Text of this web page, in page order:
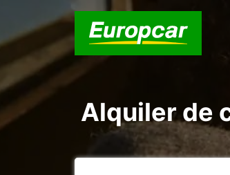
Alquiler de